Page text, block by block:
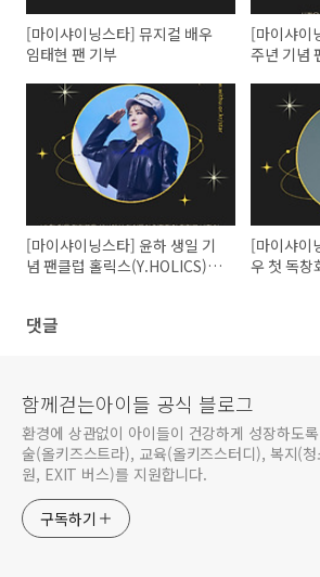
[마이샤이닝스타] 뮤지컬 배우
임태현 팬 기부
[마이샤이
주년 기념
[마이샤이닝스타] 윤하 생일 기
념 팬클럽 홀릭스(Y.HOLICS) 기
[마이샤이
우 첫 독창
댓글
함께걷는아이들 공식 블로그
환경에 상관없이 아이들이 건강하게 성장하도
술(올키즈스트라), 교육(올키즈스터디), 복지(청
원, EXIT 버스)를 지원합니다.
구독하기